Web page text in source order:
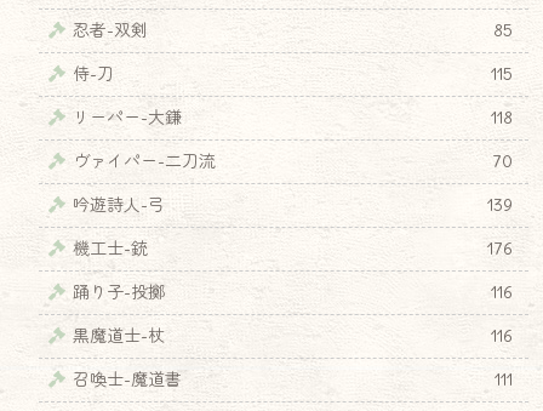
忍者-双剣
85
侍-刀
115
リーパー-大鎌
118
ヴァイパー-二刀流
70
吟遊詩人-弓
139
機工士-銃
176
踊り子-投擲
116
黒魔道士-杖
116
召喚士-魔道書
111